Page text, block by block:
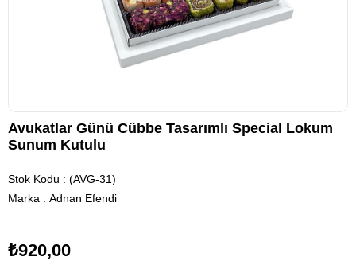
Avukatlar Günü Cübbe Tasarımlı Special Lokum
Sunum Kutulu
Stok Kodu
(AVG-31)
Marka : Adnan Efendi
₺920,00